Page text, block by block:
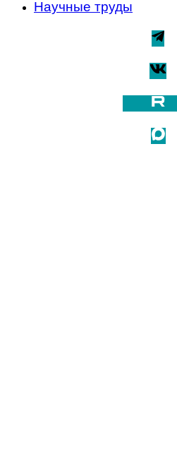
Научные труды